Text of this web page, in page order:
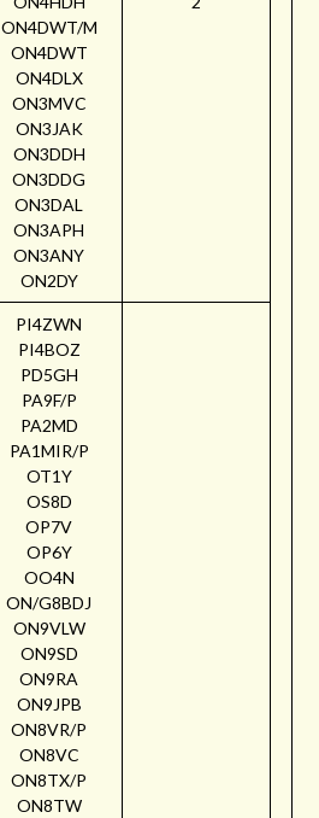
ON4DWT/M
ON4DWT
ON4DLX
ON3MVC
ON3JAK
ON3DDH
ON3DDG
ON3DAL
ON3APH
ON3ANY
ON2DY
PI4ZWN
PI4BOZ
PD5GH
PA9F/P
PA2MD
PA1MIR/P
OT1Y
OS8D
OP7V
OP6Y
OO4N
ON/G8BDJ
ON9VLW
ON9SD
ON9RA
ON9JPB
ON8VR/P
ON8VC
ON8TX/P
ON8TW